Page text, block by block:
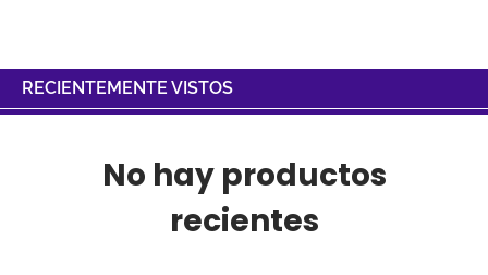
RECIENTEMENTE VISTOS
No hay productos
recientes